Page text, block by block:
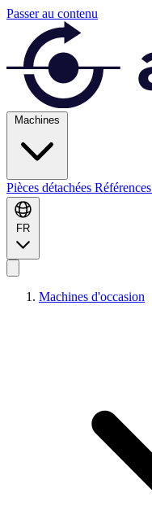
Passer au contenu
Machines
Pièces détachées Références
FR
Machines d'occasion